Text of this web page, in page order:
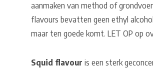
aanmaken van method of
flavours bevatten geen ethyl
maar ten goede komt. LET OP op
Squid flavour is een sterk